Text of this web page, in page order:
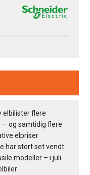
elbilister flere
– og samtidig flere
elpriser
har stort set vendt
modeller – i juli